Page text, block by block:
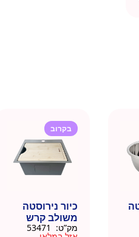
בקרוב
כיור נירוסטה
משולב קרש
חיתוך במבוק
מק”ט: